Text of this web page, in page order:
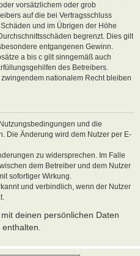
vorsätzlichem oder grob
auf die bei Vertragsschluss
und im Übrigen der Höhe
begrenzt. Dies gilt
entgangenen Gewinn.
a bis c gilt sinngemäß auch
des Betreibers.
nationalem Recht bleiben
und die
Die Änderung wird dem Nutzer per E-
zu widersprechen. Im Falle
dem Betreiber und dem Nutzer
sofortiger Wirkung.
und verbindlich, wenn der Nutzer
deinen persönlichen Daten